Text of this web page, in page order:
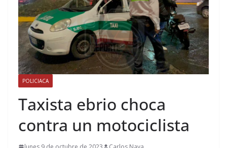
POLICIACA
Taxista ebrio choca
contra un motociclista